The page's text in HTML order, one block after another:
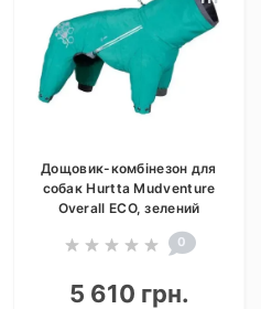
Дощовик-комбінезон для
собак Hurtta Mudventure
Overall ECO, зелений
0
5 610 грн.